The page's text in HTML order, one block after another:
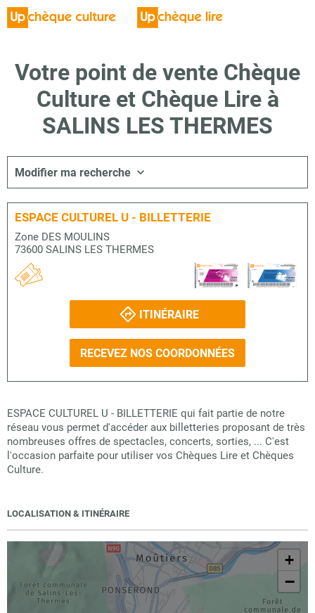
Votre point de vente Chèque
Culture et Chèque Lire à
SALINS LES THERMES
Modifier ma recherche
ESPACE CULTUREL U - BILLETTERIE
Zone DES MOULINS
73600 SALINS LES THERMES
ITINÉRAIRE
RECEVEZ NOS COORDONNÉES
ESPACE CULTUREL U - BILLETTERIE qui fait partie de notre
réseau vous permet d'accéder aux billetteries proposant de très
nombreuses offres de spectacles, concerts, sorties, ... C'est
l'occasion parfaite pour utiliser vos Chèques Lire et Chèques
Culture.
LOCALISATION & ITINÉRAIRE
+
−